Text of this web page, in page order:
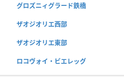
グロズニィグラード鉄橋
ザオジオリエ西部
ザオジオリエ東部
ロコヴォイ・ビエレッグ